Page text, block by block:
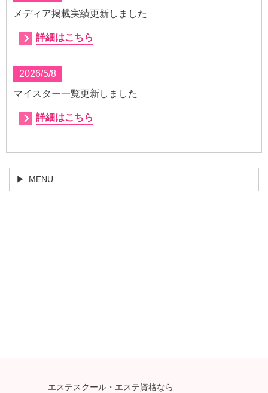
メディア掲載実績更新しました
詳細はこちら
2026/5/8
マイスター一覧更新しました
詳細はこちら
MENU
エステスクール・エステ資格なら